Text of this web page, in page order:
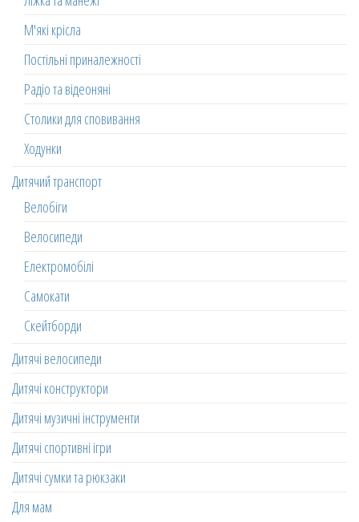
М'які крісла
Постільні приналежності
Радіо та відеоняні
Столики для сповивання
Ходунки
Дитячий транспорт
Велобіги
Велосипеди
Електромобілі
Самокати
Скейтборди
Дитячі велосипеди
Дитячі конструктори
Дитячі музичні інструменти
Дитячі спортивні ігри
Дитячі сумки та рюкзаки
Для мам